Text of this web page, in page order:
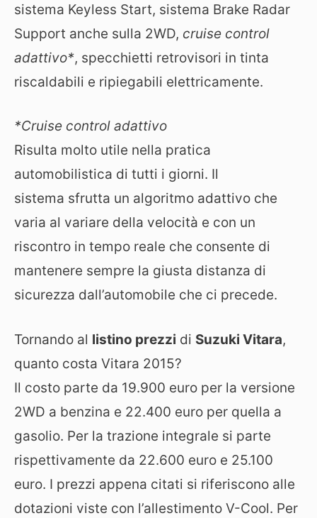
sistema Keyless Start, sistema Brake Radar
Support anche sulla 2WD, cruise control
adattivo*, specchietti retrovisori in tinta
riscaldabili e ripiegabili elettricamente.
*Cruise control adattivo
Risulta molto utile nella pratica
automobilistica di tutti i giorni. Il
sistema sfrutta un algoritmo adattivo che
varia al variare della velocità e con un
riscontro in tempo reale che consente di
mantenere sempre la giusta distanza di
sicurezza dall’automobile che ci precede.
Tornando al listino prezzi di Suzuki Vitara,
quanto costa Vitara 2015?
Il costo parte da 19.900 euro per la versione
2WD a benzina e 22.400 euro per quella a
gasolio. Per la trazione integrale si parte
rispettivamente da 22.600 euro e 25.100
euro. I prezzi appena citati si riferiscono alle
dotazioni viste con l’allestimento V-Cool. Per